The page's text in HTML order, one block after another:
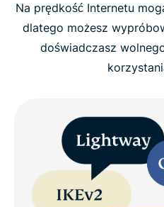
Na prędkość Internetu
dlatego możesz
doświadczasz